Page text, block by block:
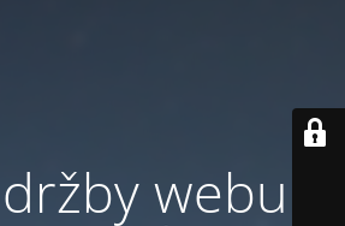
webu je